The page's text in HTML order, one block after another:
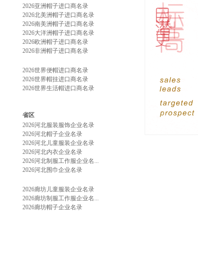
2026亚洲帽子进口商名录
2026北美洲帽子进口商名录
2026南美洲帽子进口商名录
2026大洋洲帽子进口商名录
2026欧洲帽子进口商名录
2026非洲帽子进口商名录
2026世界便帽进口商名录
2026世界帽挂进口商名录
2026世界生活帽进口商名录
省区
2026河北服装服饰企业名录
2026河北帽子企业名录
2026河北儿童服装企业名录
2026河北内衣企业名录
2026河北制服工作服企业名...
2026河北围巾企业名录
2026廊坊儿童服装企业名录
2026廊坊制服工作服企业名...
2026廊坊帽子企业名录